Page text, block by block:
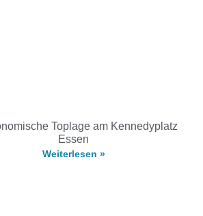
Toplage am Kennedyplatz
Essen
Weiterlesen »